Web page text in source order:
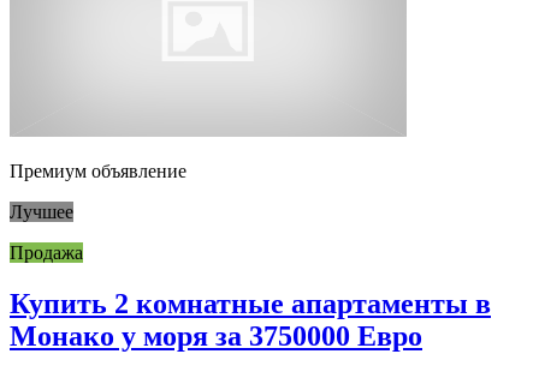
Премиум объявление
Лучшее
Продажа
Купить 2 комнатные апартаменты в
Монако у моря за 3750000 Евро